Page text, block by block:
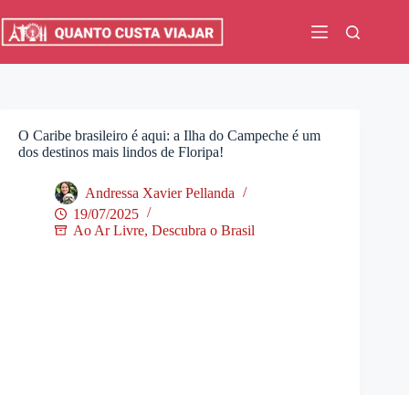
para
O Caribe brasileiro é aqui: a Ilha do Campeche é um
dos destinos mais lindos de Floripa!
Andressa Xavier Pellanda
19/07/2025
Ao Ar Livre, Descubra o Brasil